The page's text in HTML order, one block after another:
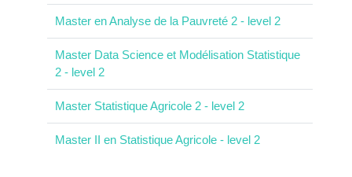
Master en Analyse de la Pauvreté 2 - level 2
Master Data Science et Modélisation Statistique
2 - level 2
Master Statistique Agricole 2 - level 2
Master II en Statistique Agricole - level 2